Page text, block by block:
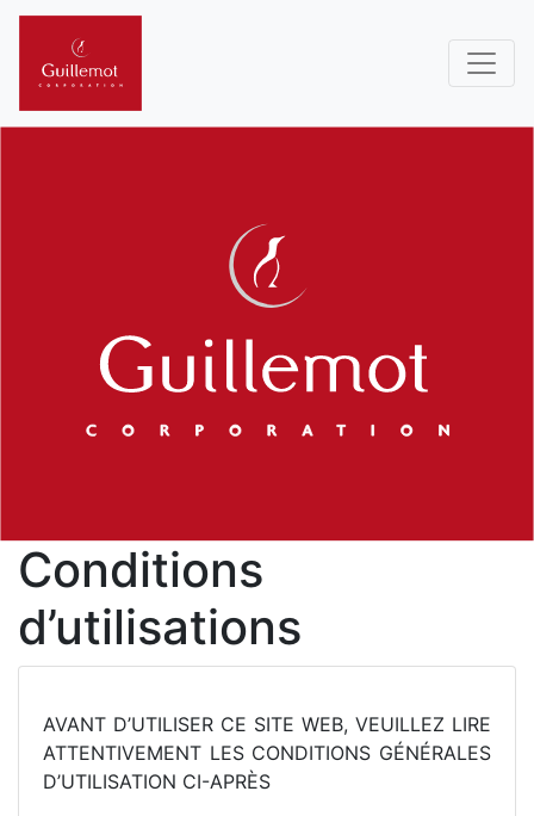
Conditions
d’utilisations
AVANT D’UTILISER CE SITE WEB, VEUILLEZ LIRE
ATTENTIVEMENT LES CONDITIONS GÉNÉRALES
D’UTILISATION CI-APRÈS